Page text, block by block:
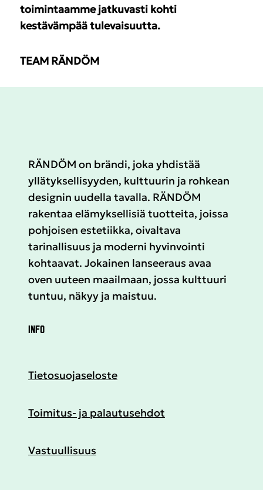
toimintaamme jatkuvasti kohti
kestävämpää tulevaisuutta.
TEAM RÄNDÖM
RÄNDÖM on brändi, joka yhdistää
yllätyksellisyyden, kulttuurin ja rohkean
designin uudella tavalla. RÄNDÖM
rakentaa elämyksellisiä tuotteita, joissa
pohjoisen estetiikka, oivaltava
tarinallisuus ja moderni hyvinvointi
kohtaavat. Jokainen lanseeraus avaa
oven uuteen maailmaan, jossa kulttuuri
tuntuu, näkyy ja maistuu.
INFO
Tietosuojaseloste
Toimitus- ja palautusehdot
Vastuullisuus